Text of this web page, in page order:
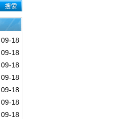
09-18
09-18
09-18
09-18
09-18
09-18
09-18